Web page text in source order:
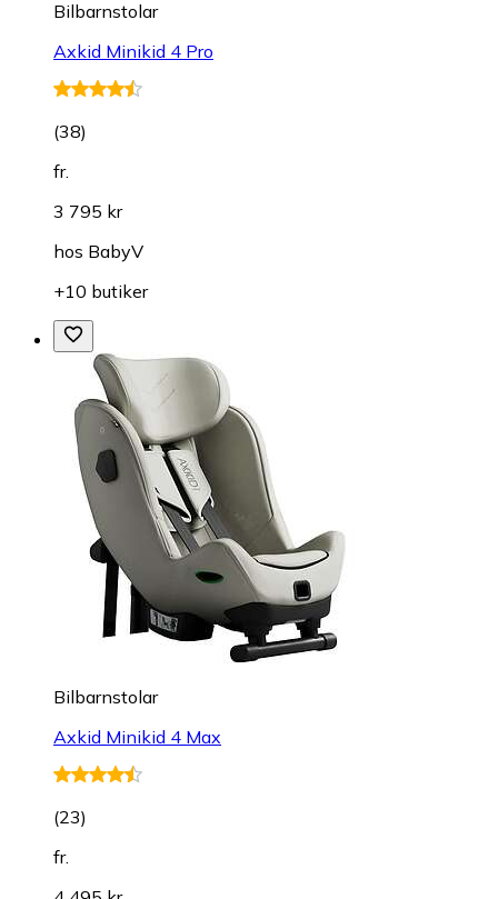
Bilbarnstolar
Axkid Minikid 4 Pro
(38)
fr.
3 795 kr
hos BabyV
+10 butiker
Bilbarnstolar
Axkid Minikid 4 Max
(23)
fr.